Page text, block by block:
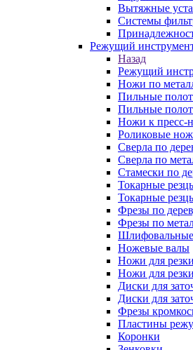
Вытяжные
Системы
Режущий
Назад
Режущий
Ножи по
Пильные
Пильные
Ножи к пресс-
Роликовые
Сверла по
Сверла по
Стамески по
Токарные
Токарные
Фрезы по
Фрезы по
Ножевые валы
Ножи для
Ножи для
Диски для
Диски для
Фрезы
Пластины
Коронки